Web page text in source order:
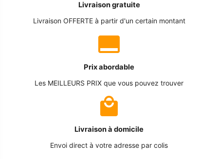
Livraison gratuite
Livraison OFFERTE à partir d'un certain montant
Prix abordable
Les MEILLEURS PRIX que vous pouvez trouver
Livraison à domicile
Envoi direct à votre adresse par colis